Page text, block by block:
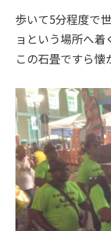
歩いて5分程度で
ョという場所へ着
この石畳ですら懐